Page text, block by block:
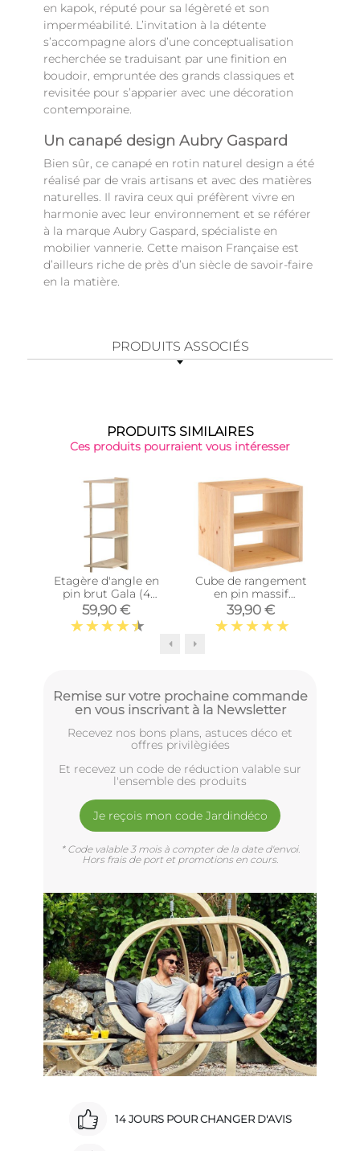
en kapok, réputé pour sa légèreté et son
imperméabilité. L’invitation à la détente
s’accompagne alors d’une conceptualisation
recherchée se traduisant par une finition en
boudoir, empruntée des grands classiques et
revisitée pour s’apparier avec une décoration
contemporaine.
Un canapé design Aubry Gaspard
Bien sûr, ce canapé en rotin naturel design a été
réalisé par de vrais artisans et avec des matières
naturelles. Il ravira ceux qui préfèrent vivre en
harmonie avec leur environnement et se référer
à la marque Aubry Gaspard, spécialiste en
mobilier vannerie. Cette maison Française est
d’ailleurs riche de près d’un siècle de savoir-faire
en la matière.
PRODUITS ASSOCIÉS
PRODUITS SIMILAIRES
Ces produits pourraient vous intéresser
Etagère d'angle en
pin brut Gala (4
tablettes)
59,90 €
Cube de rangement
en pin massif
Dinamic (Tablette
intermédiaire)
39,90 €
Remise sur votre prochaine commande
en vous inscrivant à la Newsletter
Recevez nos bons plans, astuces déco et
offres privilègiées
Et recevez un code de réduction valable sur
l'ensemble des produits
Je reçois mon code Jardindéco
* Code valable 3 mois à compter de la date d'envoi.
Hors frais de port et promotions en cours.
14 JOURS POUR CHANGER D'AVIS